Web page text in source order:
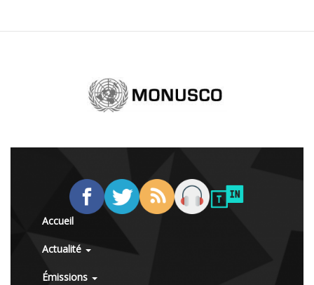
Accueil
Actualité
Émissions